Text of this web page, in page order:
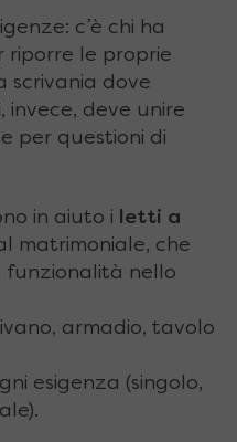
c’è chi ha
riporre le proprie
scrivania dove
invece, deve unire
per questioni di
in aiuto i
letti a
matrimoniale, che
funzionalità nello
armadio, tavolo
esigenza (singolo,